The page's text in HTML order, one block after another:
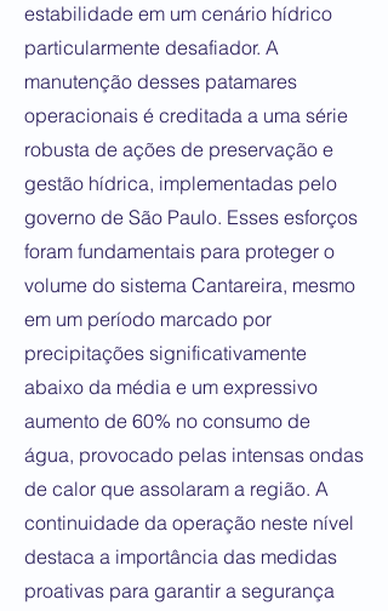
estabilidade em um cenário hídrico
particularmente desafiador. A
manutenção desses patamares
operacionais é creditada a uma série
robusta de ações de preservação e
gestão hídrica, implementadas pelo
governo de São Paulo. Esses esforços
foram fundamentais para proteger o
volume do sistema Cantareira, mesmo
em um período marcado por
precipitações significativamente
abaixo da média e um expressivo
aumento de 60% no consumo de
água, provocado pelas intensas ondas
de calor que assolaram a região. A
continuidade da operação neste nível
destaca a importância das medidas
proativas para garantir a segurança